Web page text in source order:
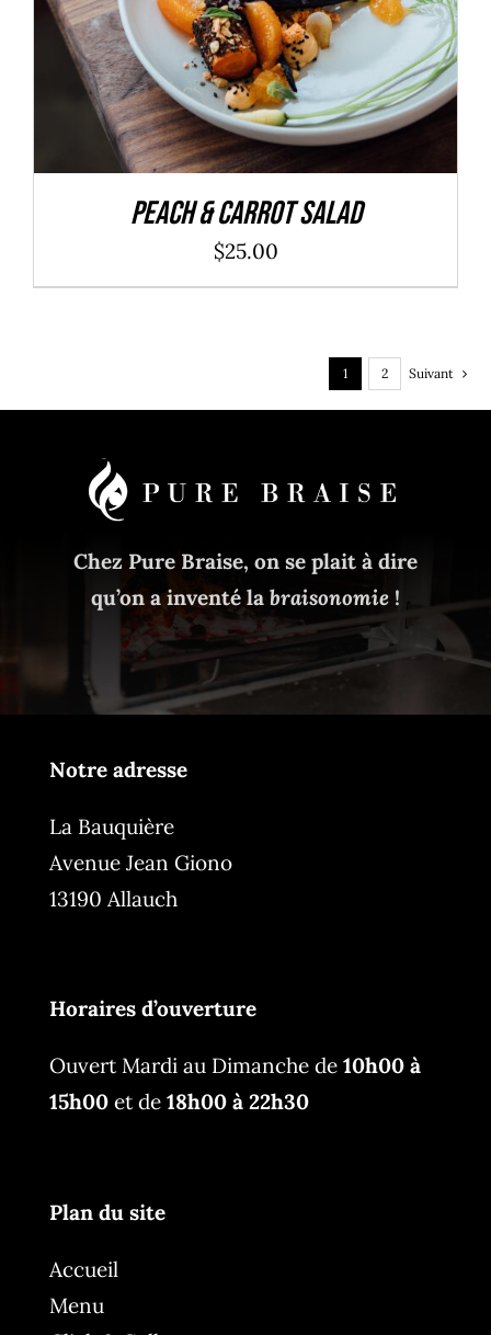
Peach & Carrot Salad
$25.00
1 2 Suivant
Chez Pure Braise, on se plait à dire
qu’on a inventé la braisonomie !
Notre adresse
La Bauquière
Avenue Jean Giono
13190 Allauch
Horaires d’ouverture
Ouvert Mardi au Dimanche de10h00 à
15h00 et de18h00 à 22h30
Plan du site
Accueil
Menu